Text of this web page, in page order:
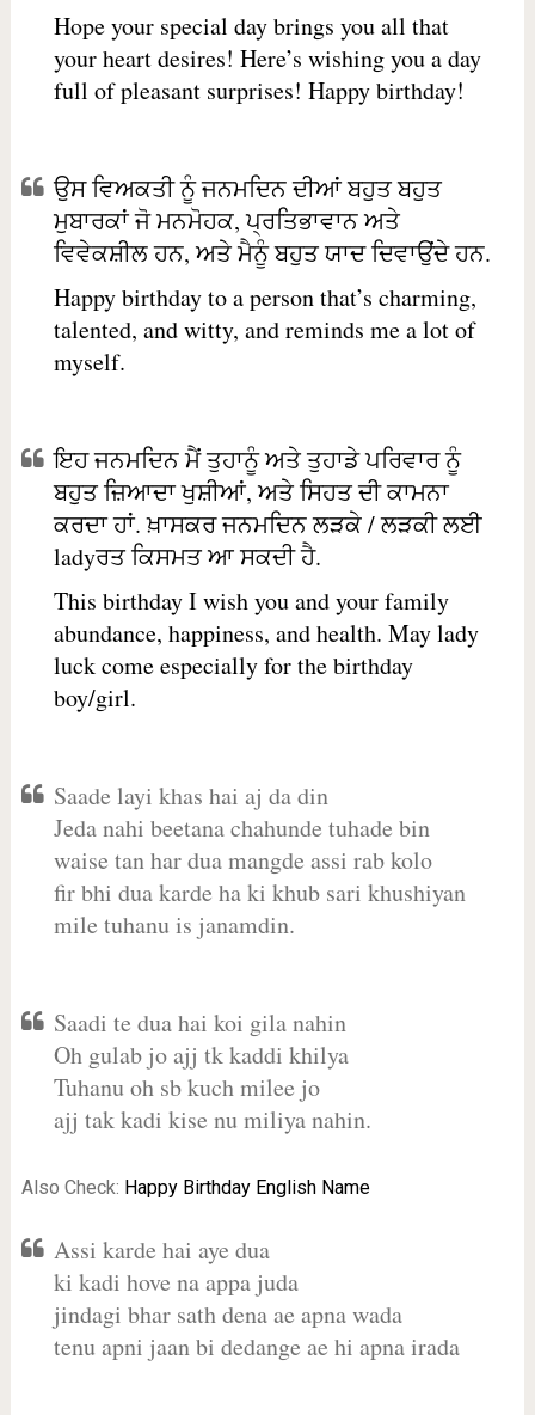
Hope your special day brings you all that
your heart desires! Here’s wishing you a day
full of pleasant surprises! Happy birthday!
ਉਸ ਵਿਅਕਤੀ ਨੂੰ ਜਨਮਦਿਨ ਦੀਆਂ ਬਹੁਤ ਬਹੁਤ
ਮੁਬਾਰਕਾਂ ਜੋ ਮਨਮੋਹਕ, ਪ੍ਰਤਿਭਾਵਾਨ ਅਤੇ
ਵਿਵੇਕਸ਼ੀਲ ਹਨ, ਅਤੇ ਮੈਨੂੰ ਬਹੁਤ ਯਾਦ ਦਿਵਾਉਂਦੇ ਹਨ.
Happy birthday to a person that’s charming,
talented, and witty, and reminds me a lot of
myself.
ਇਹ ਜਨਮਦਿਨ ਮੈਂ ਤੁਹਾਨੂੰ ਅਤੇ ਤੁਹਾਡੇ ਪਰਿਵਾਰ ਨੂੰ
ਬਹੁਤ ਜ਼ਿਆਦਾ ਖੁਸ਼ੀਆਂ, ਅਤੇ ਸਿਹਤ ਦੀ ਕਾਮਨਾ
ਕਰਦਾ ਹਾਂ. ਖ਼ਾਸਕਰ ਜਨਮਦਿਨ ਲੜਕੇ / ਲੜਕੀ ਲਈ
ladyਰਤ ਕਿਸਮਤ ਆ ਸਕਦੀ ਹੈ.
This birthday I wish you and your family
abundance, happiness, and health. May lady
luck come especially for the birthday
boy/girl.
Saade layi khas hai aj da din
Jeda nahi beetana chahunde tuhade bin
waise tan har dua mangde assi rab kolo
fir bhi dua karde ha ki khub sari khushiyan
mile tuhanu is janamdin.
Saadi te dua hai koi gila nahin
Oh gulab jo ajj tk kaddi khilya
Tuhanu oh sb kuch milee jo
ajj tak kadi kise nu miliya nahin.
Also Check: Happy Birthday English Name
Assi karde hai aye dua
ki kadi hove na appa juda
jindagi bhar sath dena ae apna wada
tenu apni jaan bi dedange ae hi apna irada